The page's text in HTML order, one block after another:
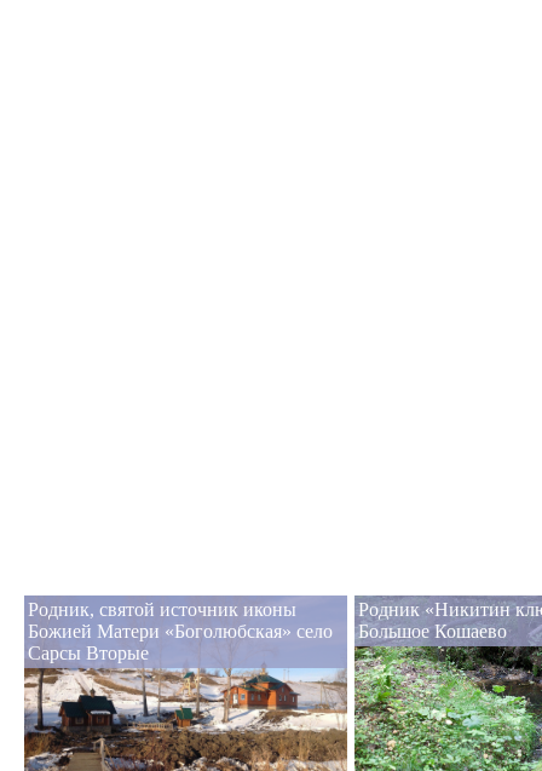
Родник, святой источник иконы
Божией Матери «Боголюбская» село
Сарсы Вторые
Родник «Никитин
Большое Кошаево